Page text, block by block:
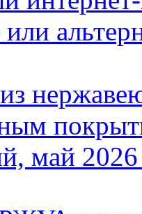
май 2026